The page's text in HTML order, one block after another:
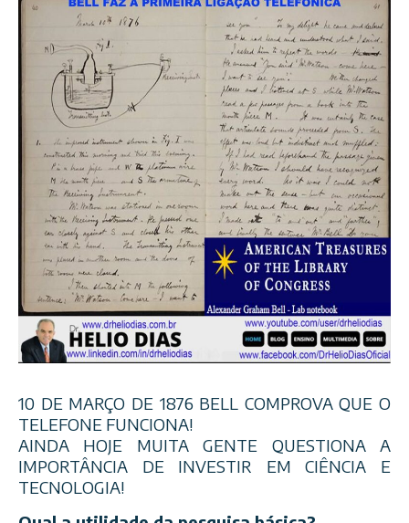
10 DE MARÇO DE 1876 BELL COMPROVA QUE O
TELEFONE FUNCIONA!
AINDA HOJE MUITA GENTE QUESTIONA A
IMPORTÂNCIA DE INVESTIR EM CIÊNCIA E
TECNOLOGIA!